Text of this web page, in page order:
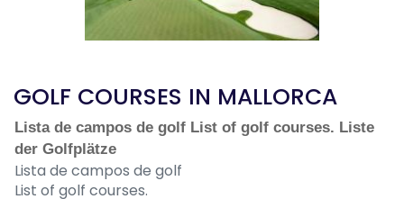
GOLF COURSES IN MALLORCA
Lista de campos de golf List of golf courses. Liste
der Golfplätze
Lista de campos de golf
List of golf courses.